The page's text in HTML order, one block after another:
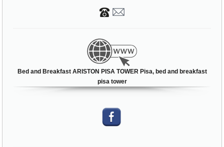
Bed and Breakfast ARISTON PISA TOWER Pisa, bed and breakfast
pisa tower